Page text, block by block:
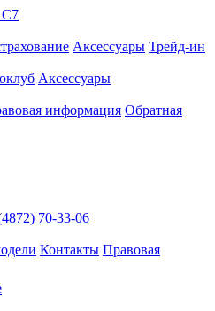
Аксессуары Трейд-ин
Аксессуары
информация Обратная
70-33-06
Контакты Правовая